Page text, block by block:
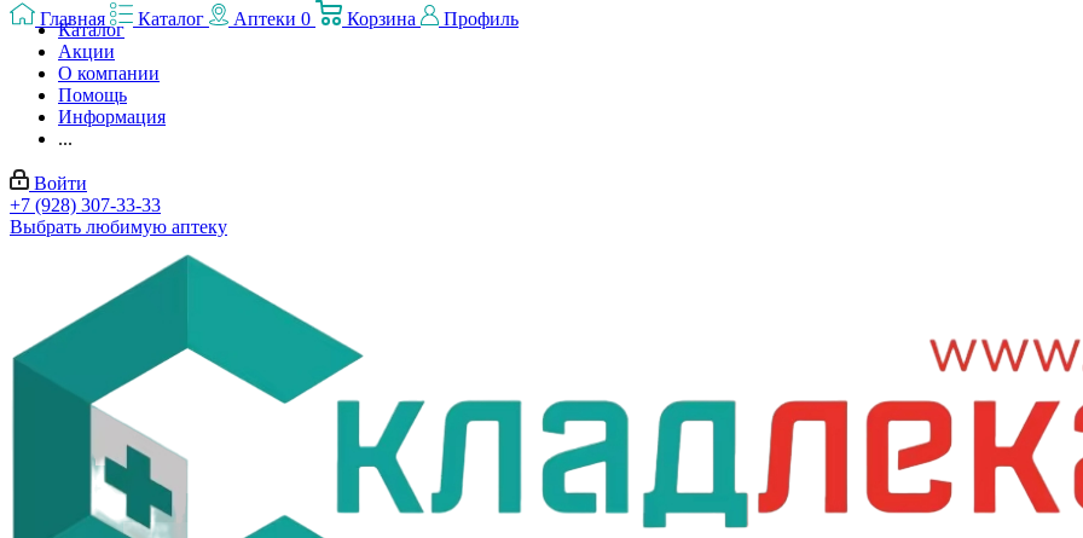
Каталог
Акции
О компании
Помощь
Информация
...
Войти
+7 (928) 307-33-33
Выбрать любимую аптеку
Главная Каталог Аптеки 0 Корзина Профиль